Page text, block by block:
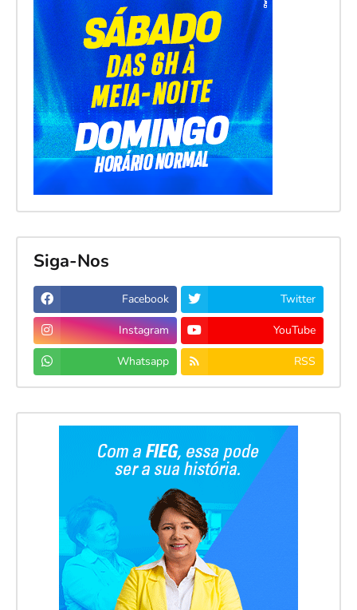
Siga-Nos
Facebook Twitter
Instagram YouTube
Whatsapp RSS